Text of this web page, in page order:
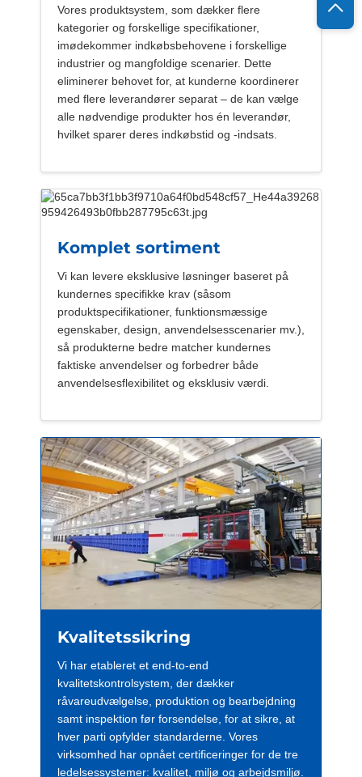
Vores produktsystem, som dækker flere
kategorier og forskellige specifikationer,
imødekommer indkøbsbehovene i forskellige
industrier og mangfoldige scenarier. Dette
eliminerer behovet for, at kunderne koordinerer
med flere leverandører separat – de kan vælge
alle nødvendige produkter hos én leverandør,
hvilket sparer deres indkøbstid og -indsats.
Komplet sortiment
Vi kan levere eksklusive løsninger baseret på
kundernes specifikke krav (såsom
produktspecifikationer, funktionsmæssige
egenskaber, design, anvendelsesscenarier mv.),
så produkterne bedre matcher kundernes
faktiske anvendelser og forbedrer både
anvendelsesflexibilitet og eksklusiv værdi.
Kvalitetssikring
Vi har etableret et end-to-end
kvalitetskontrolsystem, der dækker
råvareudvælgelse, produktion og bearbejdning
samt inspektion før forsendelse, for at sikre, at
hver parti opfylder standarderne. Vores
virksomhed har opnået certificeringer for de tre
ledelsessystemer: kvalitet, miljø og arbejdsmiljø.